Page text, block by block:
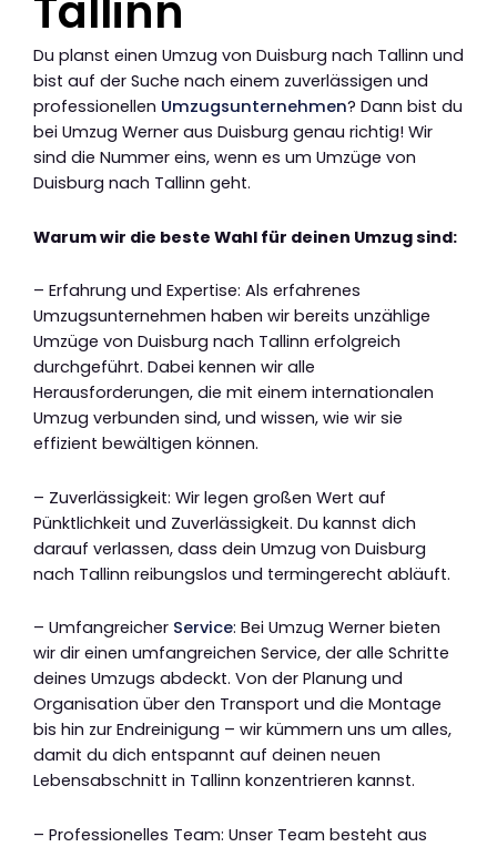
Tallinn
Du planst einen Umzug von Duisburg nach Tallinn und
bist auf der Suche nach einem zuverlässigen und
professionellen Umzugsunternehmen? Dann bist du
bei Umzug Werner aus Duisburg genau richtig! Wir
sind die Nummer eins, wenn es um Umzüge von
Duisburg nach Tallinn geht.
Warum wir die beste Wahl für deinen Umzug sind:
– Erfahrung und Expertise: Als erfahrenes
Umzugsunternehmen haben wir bereits unzählige
Umzüge von Duisburg nach Tallinn erfolgreich
durchgeführt. Dabei kennen wir alle
Herausforderungen, die mit einem internationalen
Umzug verbunden sind, und wissen, wie wir sie
effizient bewältigen können.
– Zuverlässigkeit: Wir legen großen Wert auf
Pünktlichkeit und Zuverlässigkeit. Du kannst dich
darauf verlassen, dass dein Umzug von Duisburg
nach Tallinn reibungslos und termingerecht abläuft.
– Umfangreicher Service: Bei Umzug Werner bieten
wir dir einen umfangreichen Service, der alle Schritte
deines Umzugs abdeckt. Von der Planung und
Organisation über den Transport und die Montage
bis hin zur Endreinigung – wir kümmern uns um alles,
damit du dich entspannt auf deinen neuen
Lebensabschnitt in Tallinn konzentrieren kannst.
– Professionelles Team: Unser Team besteht aus